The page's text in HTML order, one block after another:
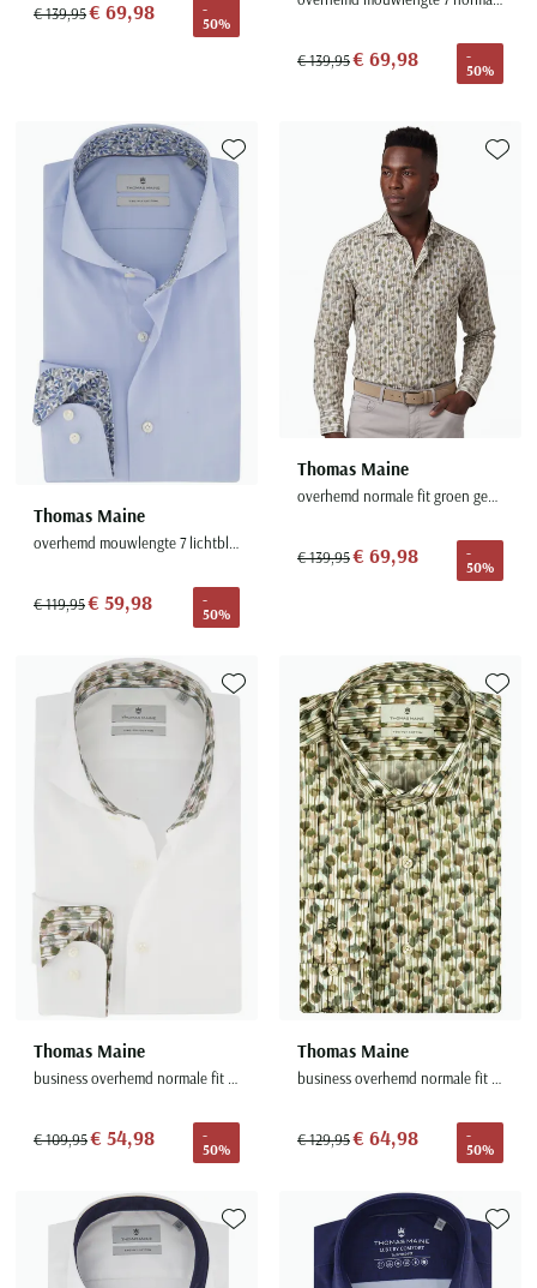
€ 139,95€ 69,98
-
50%
€ 139,95€ 69,98
-
50%
Thomas Maine
overhemd mouwlengte 7 lichtblauw
€ 119,95€ 59,98
-
50%
Toevoegen aan favorieten
Thomas Maine
overhemd normale fit groen geprint katoen mouwlengte 7
€ 139,95€ 69,98
-
50%
Thomas Maine
business overhemd normale fit wit effen 100% katoen
€ 109,95€ 54,98
-
50%
Toevoegen aan favorieten
Thomas Maine
business overhemd normale fit groen geprint 100% katoen
€ 129,95€ 64,98
-
50%
Toevoegen aan favorieten